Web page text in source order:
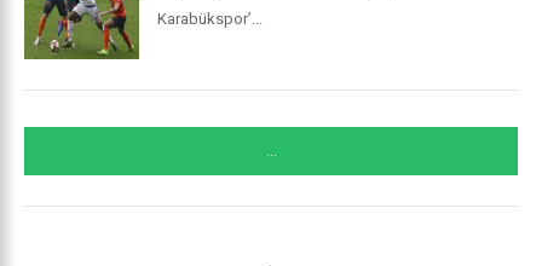
Karabükspor’...
...